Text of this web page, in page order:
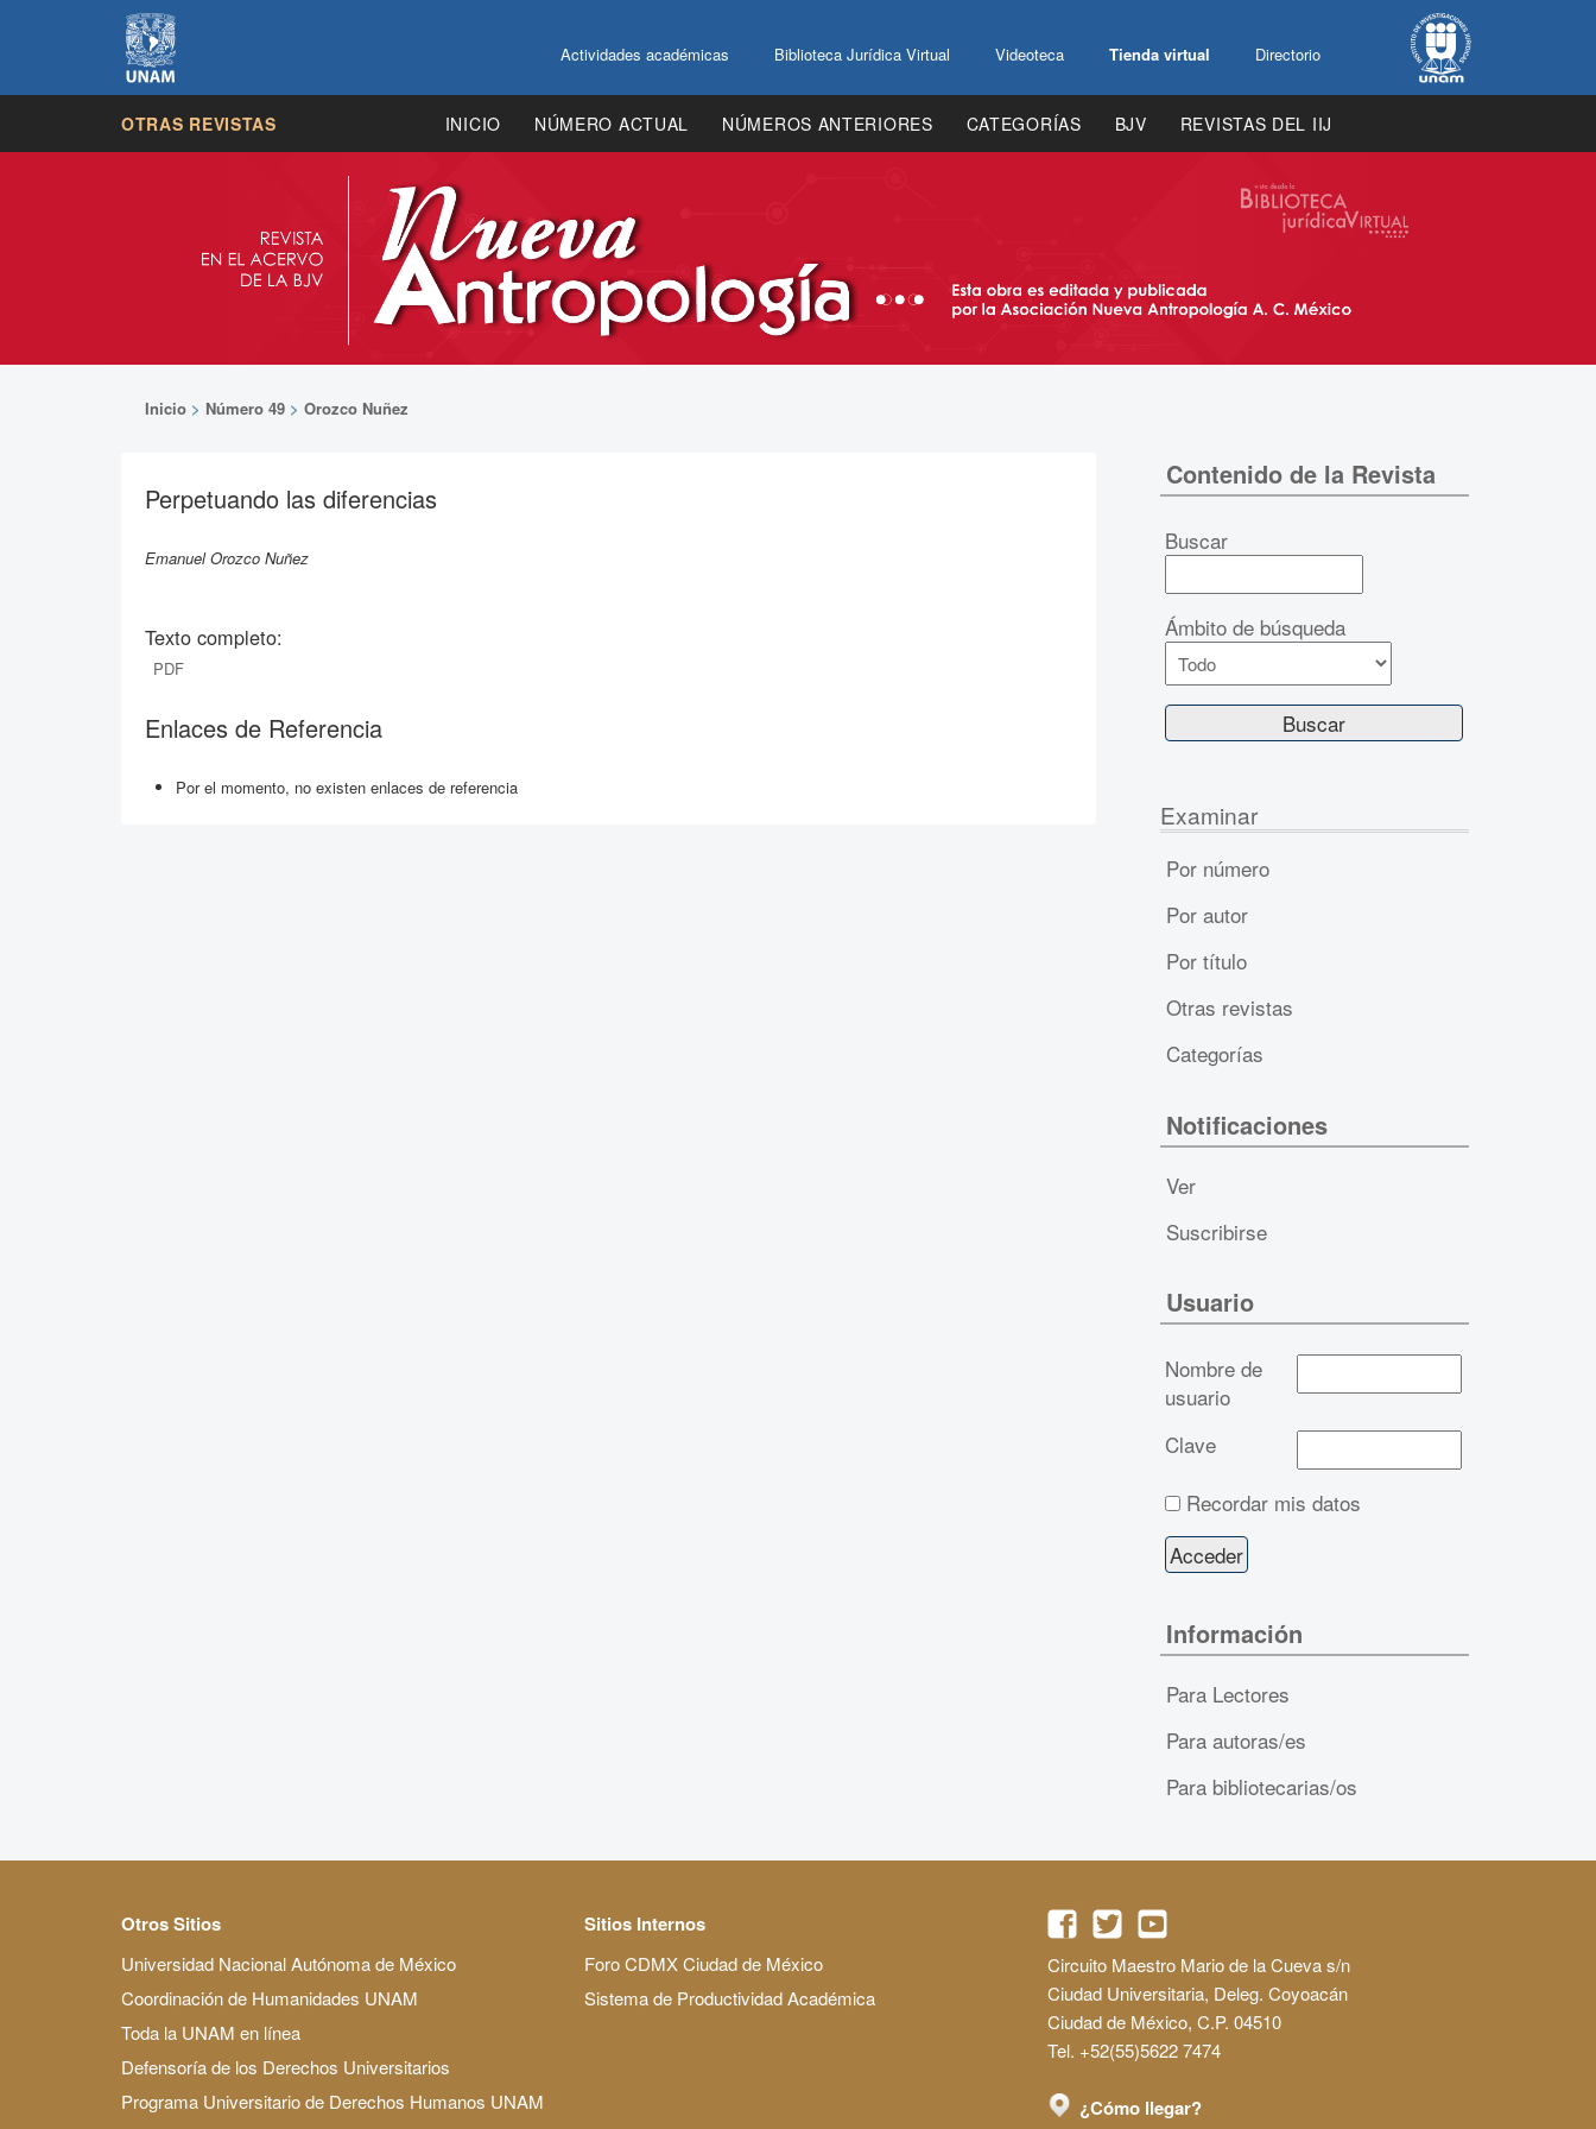
Actividades académicas Biblioteca Jurídica Virtual Videoteca Tienda virtual Directorio
OTRAS REVISTAS INICIO NÚMERO ACTUAL NÚMEROS ANTERIORES CATEGORÍAS BJV REVISTAS DEL IIJ
Inicio > Número 49 > Orozco Nuñez
Perpetuando las diferencias
Emanuel Orozco Nuñez
Texto completo:
PDF
Enlaces de Referencia
Por el momento, no existen enlaces de referencia
Contenido de la Revista
Buscar
Ámbito de búsqueda
Examinar
Por número
Por autor
Por título
Otras revistas
Categorías
Notificaciones
Ver
Suscribirse
Usuario
Nombre de
usuario
Clave
Recordar mis datos
Información
Para Lectores
Para autoras/es
Para bibliotecarias/os
Otros Sitios
Universidad Nacional Autónoma de México
Coordinación de Humanidades UNAM
Toda la UNAM en línea
Defensoría de los Derechos Universitarios
Programa Universitario de Derechos Humanos UNAM
Sitios Internos
Foro CDMX Ciudad de México
Sistema de Productividad Académica
Circuito Maestro Mario de la Cueva s/n
Ciudad Universitaria, Deleg. Coyoacán
Ciudad de México, C.P. 04510
Tel. +52(55)5622 7474
¿Cómo llegar?